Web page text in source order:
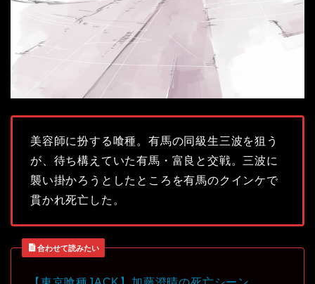
美容師に扮する喰種。有馬の同級生三波を狙う
が、待ち構えていた有馬・富良と交戦。三波に
襲い掛かろうとしたところを有馬のクインケで
貫かれ死亡した。
合わせて読みたい